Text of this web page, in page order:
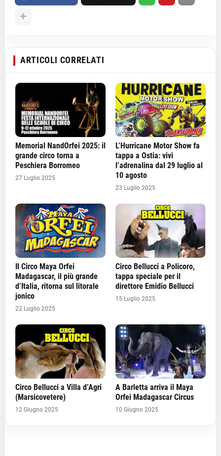
ARTICOLI CORRELATI
Memorial NandOrfei 2025: il
grande circo torna a
Peschiera Borromeo
27 Luglio 2025
L’Hurricane Motor Show fa
tappa a Ostia: vivi
l’adrenalina dal 29 luglio al
10 agosto
23 Luglio 2025
Il Circo Maya Orfei
Madagascar, il più grande
d’Italia, ritorna sul litorale
jonico
22 Luglio 2025
Circo Bellucci a Policoro,
tappa speciale per il
direttore Emidio Bellucci
15 Luglio 2025
Circo Bellucci a Villa d’Agri
(Marsicovetere)
12 Giugno 2025
A Barletta arriva il Maya
Orfei Madagascar Circus
10 Giugno 2025